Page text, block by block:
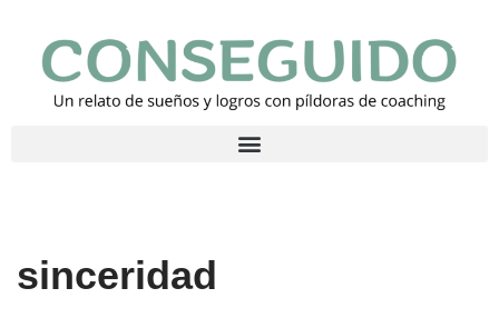
Saltar
contenido
sinceridad